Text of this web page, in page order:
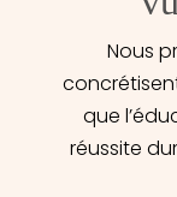
Nous
que
réussite